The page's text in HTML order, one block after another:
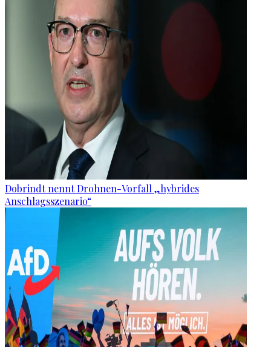
Dobrindt nennt Drohnen-Vorfall „hybrides
Anschlagsszenario“